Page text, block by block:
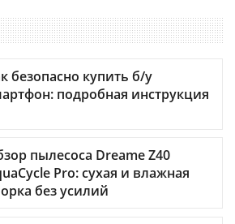
безопасно купить б/у
подробная инструкция
пылесоса Dreame Z40
Pro: сухая и влажная
без усилий